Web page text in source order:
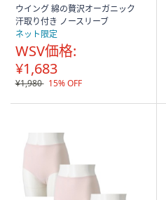
覧
で
き
ま
す。
無
料
ウイング 綿の贅沢オーガニック
汗取り付き ノースリーブ
ネット限定
WSV価格:
¥1,683
¥1,980 15% OFF